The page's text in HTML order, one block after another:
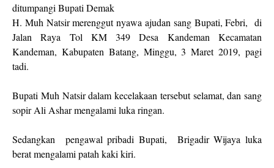
ditumpangi Bupati Demak
H. Muh Natsir merenggut nyawa ajudan sang Bupati, Febri, di
Jalan Raya Tol KM 349 Desa Kandeman Kecamatan
Kandeman, Kabupaten Batang, Minggu, 3 Maret 2019, pagi
tadi.
Bupati Muh Natsir dalam kecelakaan tersebut selamat, dan sang
sopir Ali Ashar mengalami luka ringan.
Sedangkan pengawal pribadi Bupati, Brigadir Wijaya luka
berat mengalami patah kaki kiri.